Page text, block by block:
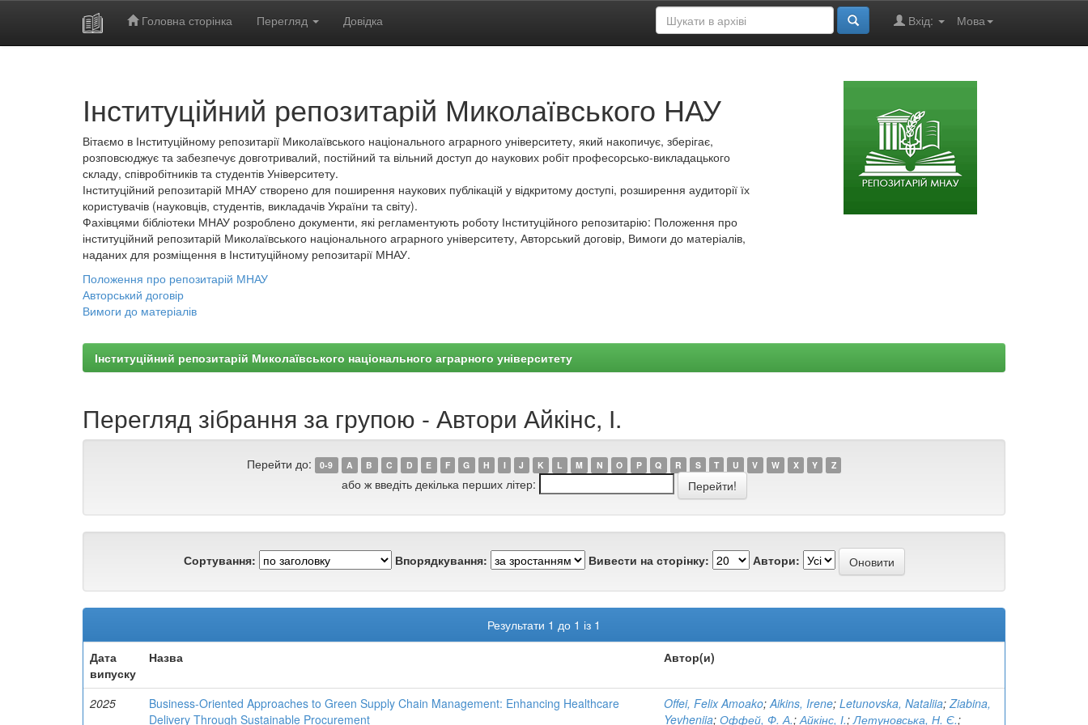
Головна сторінка Перегляд Довідка Мова
Вхід:
Інституційний репозитарій Миколаївського НАУ
Вітаємо в Інституційному репозитарії Миколаївського національного аграрного університету, який накопичує, зберігає,
розповсюджує та забезпечує довготривалий, постійний та вільний доступ до наукових робіт професорсько-викладацького
складу, співробітників та студентів Університету.
Інституційний репозитарій МНАУ створено для поширення наукових публікацій у відкритому доступі, розширення аудиторії їх
користувачів (науковців, студентів, викладачів України та світу).
Фахівцями бібліотеки МНАУ розроблено документи, які регламентують роботу Інституційного репозитарію: Положення про
інституційний репозитарій Миколаївського національного аграрного університету, Авторський договір, Вимоги до матеріалів,
наданих для розміщення в Інституційному репозитарії МНАУ.
Положення про репозитарій МНАУ
Авторський договір
Вимоги до матеріалів
Інституційний репозитарій Миколаївського національного аграрного університету
Перегляд зібрання за групою - Автори Айкінс, І.
Перейти до: 0-9 A B C D E F G H I J K L M N O P Q R S T U V W X Y Z
або ж введіть декілька перших літер:
Сортування: Впорядкування: Вивести на сторінку: Автори:
Результати 1 до 1 із 1
Дата
випуску
Назва Автор(и)
2025
Business-Oriented Approaches to Green Supply Chain Management: Enhancing Healthcare
Delivery Through Sustainable Procurement
Offei, Felix Amoako;Aikins, Irene; Letunovska, Nataliia;Ziabina,
Yevheniia; Оффей, Ф. А.;Айкінс, І.;Летуновська, Н. Є.;